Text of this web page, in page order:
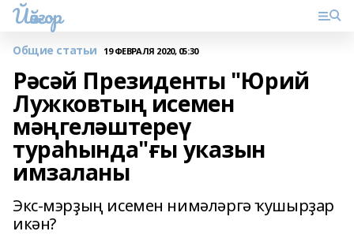
Йәйғор
Общие статьи 19 ФЕВРАЛЯ 2020, 05:30
Рәсәй Президенты "Юрий
Лужковтың исемен
мәңгеләштереү
тураһында"ғы указын
имзаланы
Экс-мэрҙың исемен нимәләргә ҡушырҙар
икән?